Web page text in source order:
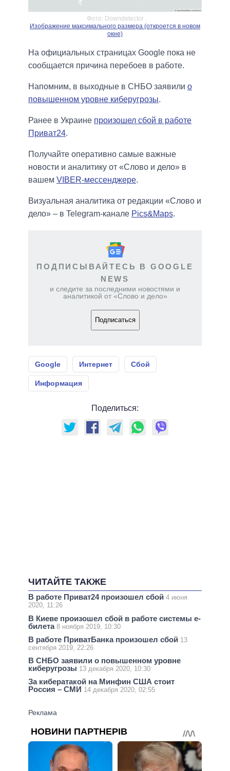
Фото: Downdetector
Изображение максимального размера (откроется в новом
окне)
На официальных страницах Google пока не
сообщается причина перебоев в работе.
Напомним, в выходные в СНБО заявили о
повышенном уровне киберугрозы.
Ранее в Украине произошел сбой в работе
Приват24.
Получайте оперативно самые важные
новости и аналитику от «Слово и дело» в
вашем VIBER-мессенджере.
Визуальная аналитика от редакции «Слово и
дело» – в Telegram-канале Pics&Maps.
ПОДПИСЫВАЙТЕСЬ В GOOGLE
NEWS
и следите за последними новостями и
аналитикой от «Слово и дело»
Подписаться
Google Интернет Сбой
Информация
Поделиться:
ЧИТАЙТЕ ТАКЖЕ
В работе Приват24 произошел сбой 4 июня
2020, 11:26
В Киеве произошел сбой в работе системы е-
билета 8 ноября 2019, 10:30
В работе ПриватБанка произошел сбой 13
сентября 2019, 22:26
В СНБО заявили о повышенном уровне
киберугрозы 13 декабря 2020, 10:30
За кибератакой на Минфин США стоит
Россия – СМИ 14 декабря 2020, 02:55